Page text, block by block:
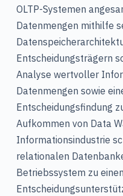
OLTP-Systemen
Datenmengen mithilfe
Entscheidungsträgern
Analyse wertvoller
Datenmengen sowie
Entscheidungsfindung
Aufkommen von Data
Informationsindustrie
relationalen
Betriebssystem zu